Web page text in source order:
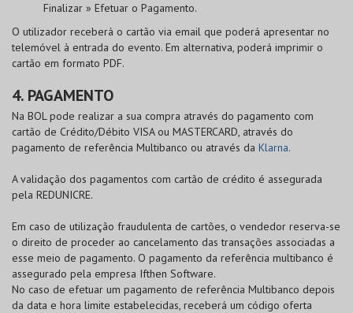
Finalizar » Efetuar o Pagamento.
O utilizador receberá o cartão via email que poderá apresentar no
telemóvel à entrada do evento. Em alternativa, poderá imprimir o
cartão em formato PDF.
4. PAGAMENTO
Na BOLpode realizar a sua compra através do pagamento com
cartão de Crédito/Débito VISAou MASTERCARD, através do
pagamento de referência Multibanco ou através da Klarna.
A validação dos pagamentos com cartão de crédito é assegurada
pela REDUNICRE.
Em caso de utilização fraudulenta de cartões, o vendedor reserva-se
o direito de proceder ao cancelamento das transações associadas a
esse meio de pagamento. O pagamento da referência multibanco é
assegurado pela empresa Ifthen Software.
No caso de efetuar um pagamento de referência Multibanco depois
da data e hora limite estabelecidas, receberá um código oferta